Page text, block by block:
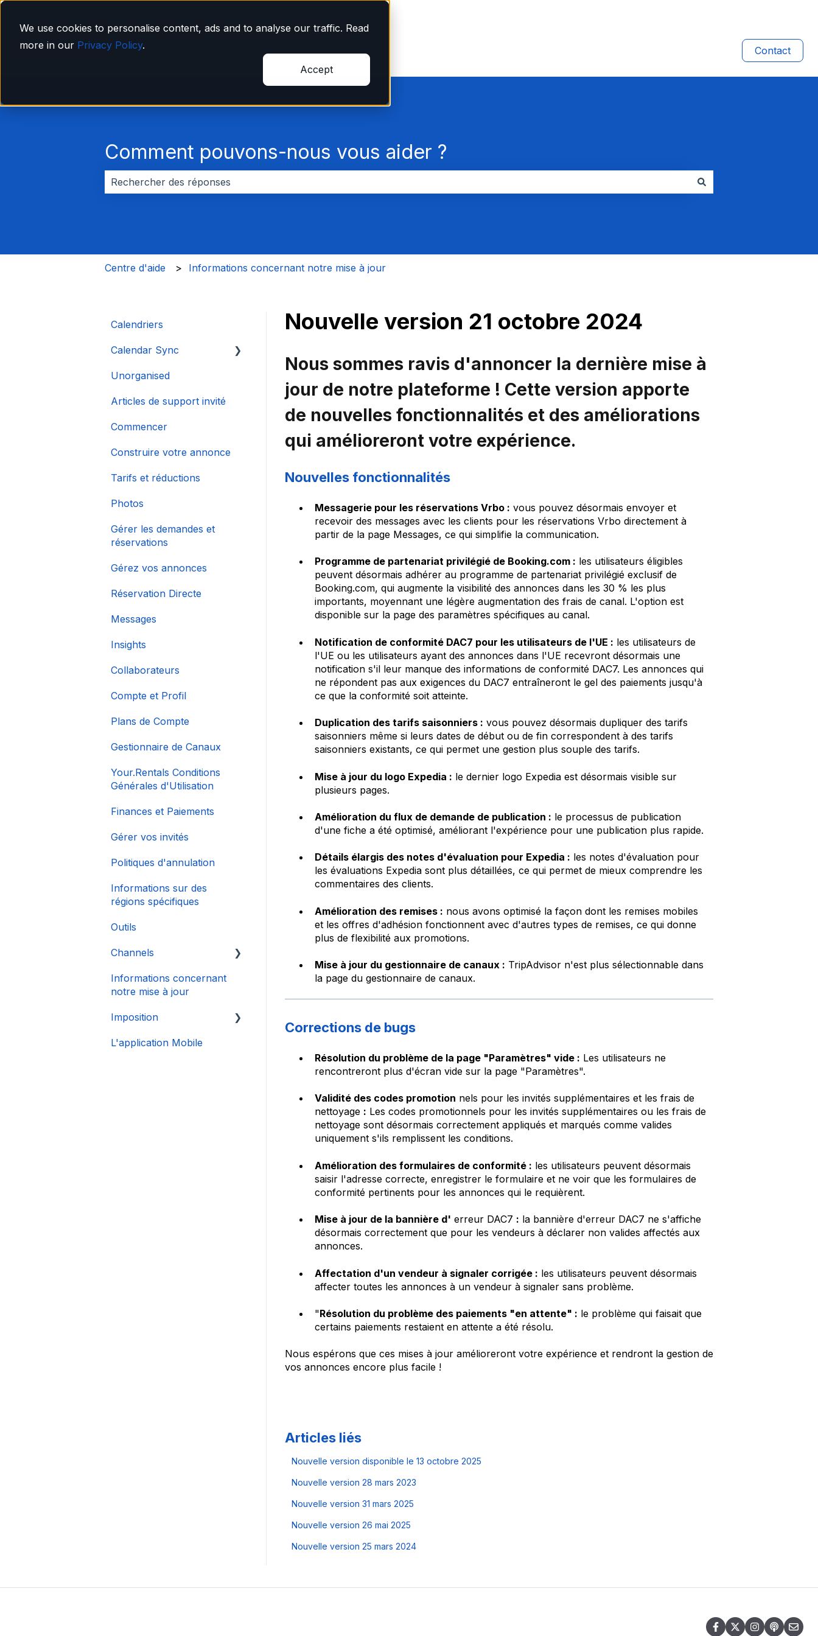
We use cookies to personalise content, ads and to analyse our traffic. Read
more in our Privacy Policy.
Accept
Contact
Comment pouvons-nous vous aider ?
Centre d'aide Informations concernant notre mise à jour
Nouvelle version 21 octobre 2024
Nous sommes ravis d'annoncer la dernière mise à
jour de notre plateforme ! Cette version apporte
de nouvelles fonctionnalités et des améliorations
qui amélioreront votre expérience.
Nouvelles fonctionnalités
Messagerie pour les réservations Vrbo : vous pouvez désormais envoyer et
recevoir des messages avec les clients pour les réservations Vrbo directement à
partir de la page Messages, ce qui simplifie la communication.
Programme de partenariat privilégié de Booking.com : les utilisateurs éligibles
peuvent désormais adhérer au programme de partenariat privilégié exclusif de
Booking.com, qui augmente la visibilité des annonces dans les 30 % les plus
importants, moyennant une légère augmentation des frais de canal. L'option est
disponible sur la page des paramètres spécifiques au canal.
Notification de conformité DAC7 pour les utilisateurs de l'UE : les utilisateurs de
l'UE ou les utilisateurs ayant des annonces dans l'UE recevront désormais une
notification s'il leur manque des informations de conformité DAC7. Les annonces qui
ne répondent pas aux exigences du DAC7 entraîneront le gel des paiements jusqu'à
ce que la conformité soit atteinte.
Duplication des tarifs saisonniers : vous pouvez désormais dupliquer des tarifs
saisonniers même si leurs dates de début ou de fin correspondent à des tarifs
saisonniers existants, ce qui permet une gestion plus souple des tarifs.
Mise à jour du logo Expedia : le dernier logo Expedia est désormais visible sur
plusieurs pages.
Amélioration du flux de demande de publication : le processus de publication
d'une fiche a été optimisé, améliorant l'expérience pour une publication plus rapide.
Détails élargis des notes d'évaluation pour Expedia : les notes d'évaluation pour
les évaluations Expedia sont plus détaillées, ce qui permet de mieux comprendre les
commentaires des clients.
Amélioration des remises : nous avons optimisé la façon dont les remises mobiles
et les offres d'adhésion fonctionnent avec d'autres types de remises, ce qui donne
plus de flexibilité aux promotions.
Mise à jour du gestionnaire de canaux : TripAdvisor n'est plus sélectionnable dans
la page du gestionnaire de canaux.
Corrections de bugs
Résolution du problème de la page "Paramètres" vide : Les utilisateurs ne
rencontreront plus d'écran vide sur la page "Paramètres".
Validité des codes promotion nels pour les invités supplémentaires et les frais de
nettoyage : Les codes promotionnels pour les invités supplémentaires ou les frais de
nettoyage sont désormais correctement appliqués et marqués comme valides
uniquement s'ils remplissent les conditions.
Amélioration des formulaires de conformité : les utilisateurs peuvent désormais
saisir l'adresse correcte, enregistrer le formulaire et ne voir que les formulaires de
conformité pertinents pour les annonces qui le requièrent.
Mise à jour de la bannière d' erreur DAC7 : la bannière d'erreur DAC7 ne s'affiche
désormais correctement que pour les vendeurs à déclarer non valides affectés aux
annonces.
Affectation d'un vendeur à signaler corrigée : les utilisateurs peuvent désormais
affecter toutes les annonces à un vendeur à signaler sans problème.
"Résolution du problème des paiements "en attente" : le problème qui faisait que
certains paiements restaient en attente a été résolu.
Nous espérons que ces mises à jour amélioreront votre expérience et rendront la gestion de
vos annonces encore plus facile !
Articles liés
Nouvelle version disponible le 13 octobre 2025
Nouvelle version 28 mars 2023
Nouvelle version 31 mars 2025
Nouvelle version 26 mai 2025
Nouvelle version 25 mars 2024
Calendriers
Calendar Sync
Importation de
Unorganised
Articles de support invité
Commencer
Construire votre annonce
Tarifs et réductions
Photos
Gérer les demandes et
réservations
Gérez vos annonces
Réservation Directe
Messages
Insights
Collaborateurs
Compte et Profil
Plans de Compte
Gestionnaire de Canaux
Your.Rentals Conditions
Générales d'Utilisation
Finances et Paiements
Gérer vos invités
Politiques d'annulation
Informations sur des
régions spécifiques
Outils
Channels
Connexion de Compte
Informations concernant
notre mise à jour
Imposition
DAC 7
L'application Mobile